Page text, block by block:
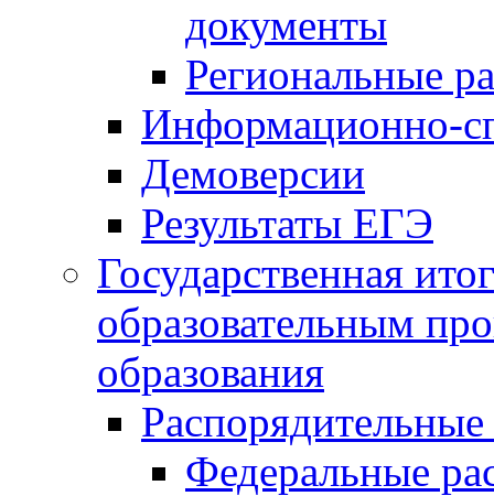
документы
Региональные
Информационно-
Демоверсии
Результаты ЕГЭ
Государственная
образовательным
образования
Федеральные